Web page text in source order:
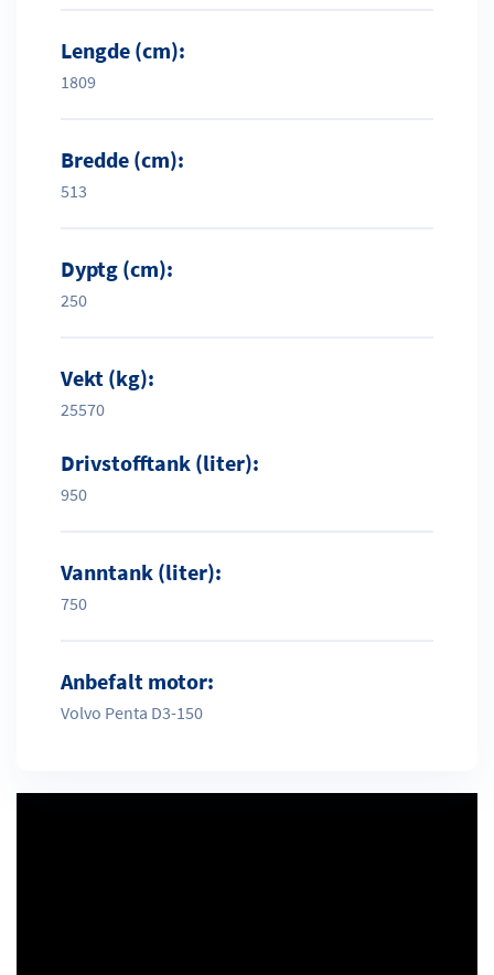
Lengde (cm):
1809
Bredde (cm):
513
Dyptg (cm):
250
Vekt (kg):
25570
Drivstofftank (liter):
950
Vanntank (liter):
750
Anbefalt motor:
Volvo Penta D3-150